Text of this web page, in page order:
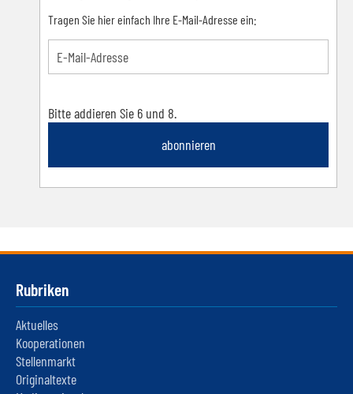
Tragen Sie hier einfach Ihre E-Mail-Adresse ein:
Bitte addieren Sie 6 und 8.
abonnieren
Rubriken
Aktuelles
Kooperationen
Stellenmarkt
Originaltexte